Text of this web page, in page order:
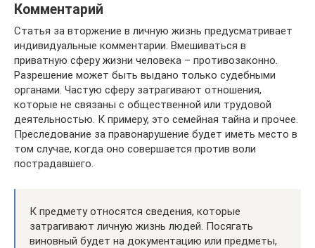
Комментарий
Статья за вторжение в личную жизнь предусматривает
индивидуальные комментарии. Вмешиваться в
приватную сферу жизни человека – противозаконно.
Разрешение может быть выдано только судебными
органами. Частую сферу затрагивают отношения,
которые не связаны с общественной или трудовой
деятельностью. К примеру, это семейная тайна и прочее.
Преследование за правонарушение будет иметь место в
том случае, когда оно совершается против воли
пострадавшего.
К предмету относятся сведения, которые
затрагивают личную жизнь людей. Посягать
виновный будет на документацию или предметы,